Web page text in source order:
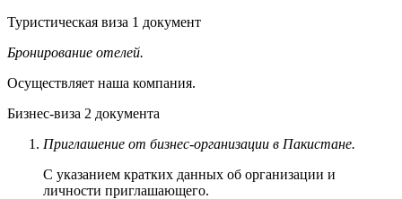
Туристическая виза 1 документ
Бронирование отелей.
Осуществляет наша компания.
Бизнес-виза 2 документа
Приглашение от бизнес-организации в Пакистане.
С указанием кратких данных об организации и
личности приглашающего.